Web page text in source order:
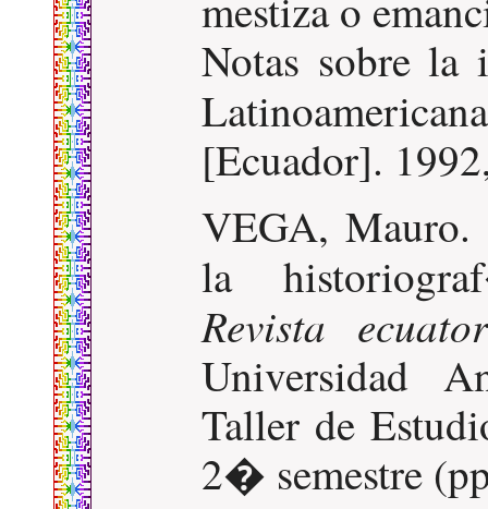
Notas sobre la
[Ecuador].
VEGA,
la
Revista
Universidad
Taller de
2� semestre